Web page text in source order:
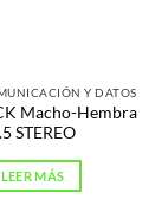
Y DATOS
Macho-Hembra
STEREO
LEER MÁS